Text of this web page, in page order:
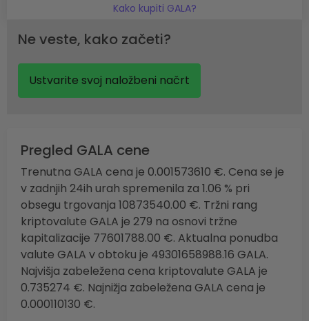
Kako kupiti GALA?
Ne veste, kako začeti?
Ustvarite svoj naložbeni načrt
Pregled GALA cene
Trenutna GALA cena je 0.001573610 €. Cena se je
v zadnjih 24ih urah spremenila za 1.06 % pri
obsegu trgovanja 10873540.00 €. Tržni rang
kriptovalute GALA je 279 na osnovi tržne
kapitalizacije 77601788.00 €. Aktualna ponudba
valute GALA v obtoku je 49301658988.16 GALA.
Najvišja zabeležena cena kriptovalute GALA je
0.735274 €. Najnižja zabeležena GALA cena je
0.000110130 €.